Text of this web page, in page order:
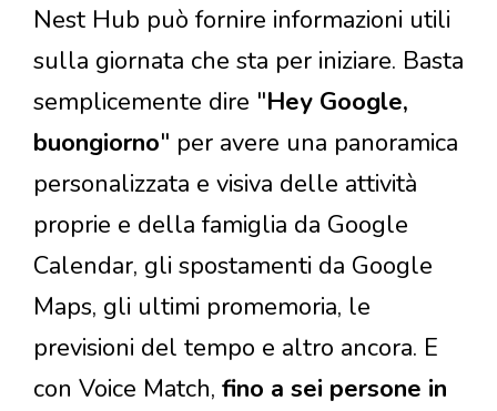
Nest Hub può fornire informazioni utili
sulla giornata che sta per iniziare. Basta
semplicemente dire "Hey Google,
buongiorno" per avere una panoramica
personalizzata e visiva delle attività
proprie e della famiglia da Google
Calendar, gli spostamenti da Google
Maps, gli ultimi promemoria, le
previsioni del tempo e altro ancora. E
con Voice Match, fino a sei persone in